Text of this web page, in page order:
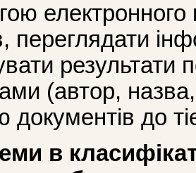
переглядати
(автор, назва,
документів до
в